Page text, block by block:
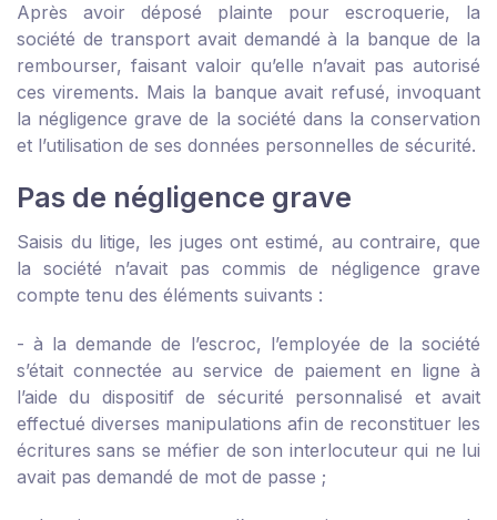
Après avoir déposé plainte pour escroquerie, la
société de transport avait demandé à la banque de la
rembourser, faisant valoir qu’elle n’avait pas autorisé
ces virements. Mais la banque avait refusé, invoquant
la négligence grave de la société dans la conservation
et l’utilisation de ses données personnelles de sécurité.
Pas de négligence grave
Saisis du litige, les juges ont estimé, au contraire, que
la société n’avait pas commis de négligence grave
compte tenu des éléments suivants :
- à la demande de l’escroc, l’employée de la société
s’était connectée au service de paiement en ligne à
l’aide du dispositif de sécurité personnalisé et avait
effectué diverses manipulations afin de reconstituer les
écritures sans se méfier de son interlocuteur qui ne lui
avait pas demandé de mot de passe ;